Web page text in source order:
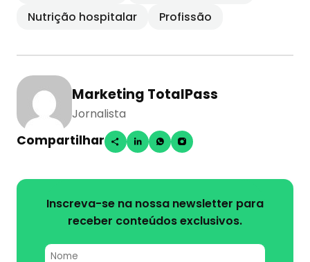
Nutrição hospitalar
Profissão
Marketing TotalPass
Jornalista
Compartilhar
Inscreva-se na nossa newsletter para
receber conteúdos exclusivos.